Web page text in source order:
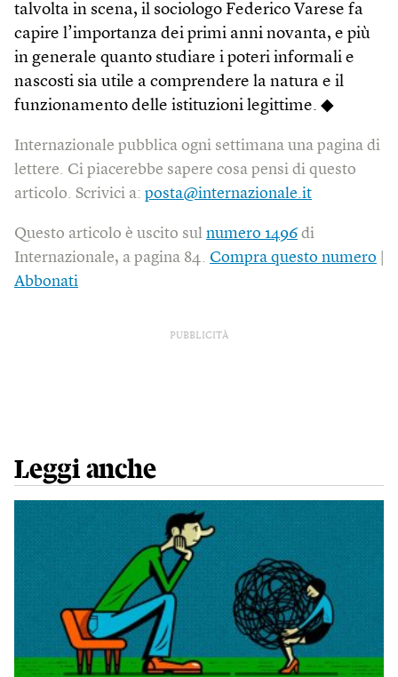
talvolta in scena, il sociologo Federico Varese fa
capire l’importanza dei primi anni novanta, e più
in generale quanto studiare i poteri informali e
nascosti sia utile a comprendere la natura e il
funzionamento delle istituzioni legittime. ◆
Internazionale pubblica ogni settimana una pagina di
lettere. Ci piacerebbe sapere cosa pensi di questo
articolo. Scrivici a: posta@internazionale.it
Questo articolo è uscito sul numero 1496 di
Internazionale, a pagina 84. Compra questo numero
Abbonati
PUBBLICITÀ
Leggi anche